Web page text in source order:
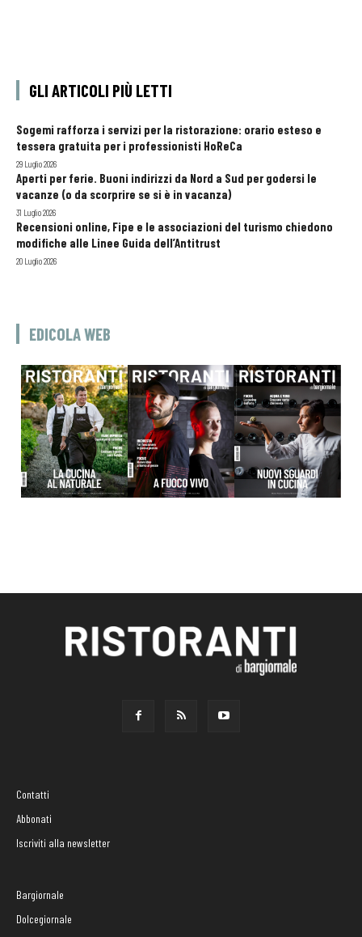
GLI ARTICOLI PIÙ LETTI
Sogemi rafforza i servizi per la ristorazione: orario esteso e
tessera gratuita per i professionisti HoReCa
29 Luglio 2026
Aperti per ferie. Buoni indirizzi da Nord a Sud per godersi le
vacanze (o da scorprire se si è in vacanza)
31 Luglio 2026
Recensioni online, Fipe e le associazioni del turismo chiedono
modifiche alle Linee Guida dell’Antitrust
20 Luglio 2026
EDICOLA WEB
Contatti
Abbonati
Iscriviti alla newsletter
Bargiornale
Dolcegiornale